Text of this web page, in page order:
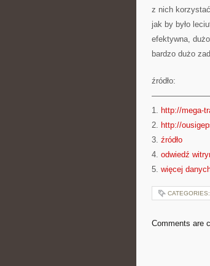
z nich
jak by było
efektywna,
bardzo dużo
źródło:
1. http://mega-
2. http://
3. źródło
4. odwiedź
5. więcej
CATEGORIES:
Comments are